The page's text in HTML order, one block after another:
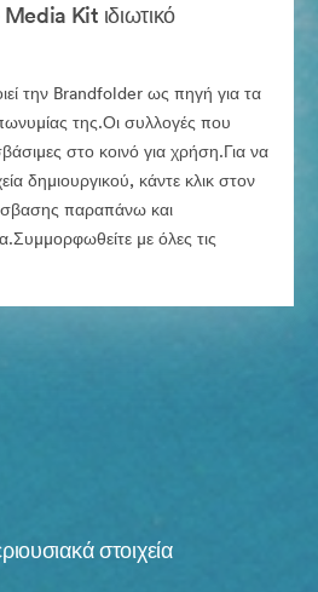
Kit ιδιωτικό
την Brandfolder ως πηγή για τα
της.Οι συλλογές που
στο κοινό για χρήση.Για να
δημιουργικού, κάντε κλικ στον
παραπάνω και
με όλες τις
στοιχεία